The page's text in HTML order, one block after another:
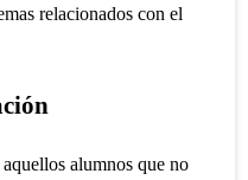
relacionados con el
alumnos que no